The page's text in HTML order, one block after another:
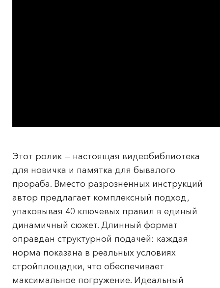
Этот ролик — настоящая видеобиблиотека
для новичка и памятка для бывалого
прораба. Вместо разрозненных инструкций
автор предлагает комплексный подход,
упаковывая 40 ключевых правил в единый
динамичный сюжет. Длинный формат
оправдан структурной подачей: каждая
норма показана в реальных условиях
стройплощадки, что обеспечивает
максимальное погружение. Идеальный